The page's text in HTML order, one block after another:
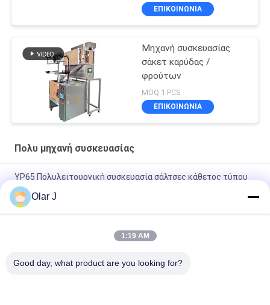
ΕΠΙΚΟΙΝΩΝΙΑ
Μηχανή συσκευασίας
σάκετ καρύδας /
φρούτων
MOQ:1 PCS
ΕΠΙΚΟΙΝΩΝΙΑ
Πολυ μηχανή συσκευασίας
YP65 Πολυλειτουργική συσκευασία σάλτσες κάθετος τύπου
σαλάτα σάλτσα παγωτό πακέτο σιλικόνιο λάδι
2600W 15KHZ κανονιστική μηχανή συγκόλλησης πλαστικών
MP - 1526B/1518/1530/1532
σοκολάτα φασόλια καρύδια σνακ
Olar J
1:19 AM
Good day, what product are you looking for?